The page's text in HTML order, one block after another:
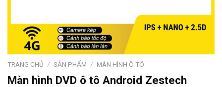
TRANG CHỦ / SẢN PHẨM / MÀN HÌNH Ô TÔ
Màn hình DVD ô tô Android Zestech